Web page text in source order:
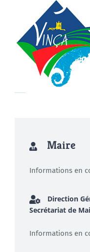
Maire
Informations en
Direction
Secrétariat de
Informations en